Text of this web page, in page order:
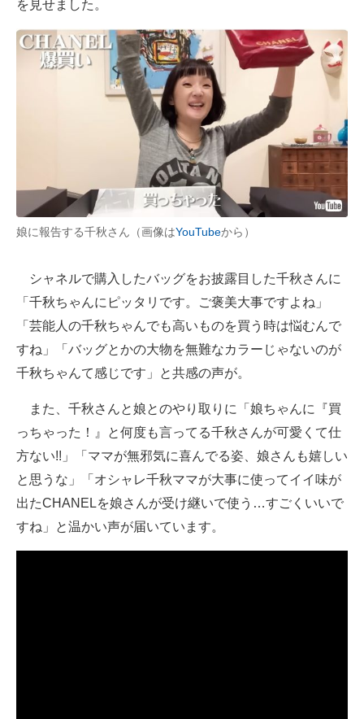
を見せました。
娘に報告する千秋さん（画像はYouTubeから）
シャネルで購入したバッグをお披露目した千秋さんに
「千秋ちゃんにピッタリです。ご褒美大事ですよね」
「芸能人の千秋ちゃんでも高いものを買う時は悩むんで
すね」「バッグとかの大物を無難なカラーじゃないのが
千秋ちゃんて感じです」と共感の声が。
また、千秋さんと娘とのやり取りに「娘ちゃんに『買
っちゃった！』と何度も言ってる千秋さんが可愛くて仕
方ない!!」「ママが無邪気に喜んでる姿、娘さんも嬉しい
と思うな」「オシャレ千秋ママが大事に使ってイイ味が
出たCHANELを娘さんが受け継いで使う…すごくいいで
すね」と温かい声が届いています。